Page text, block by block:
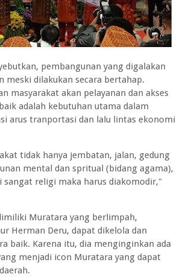
pembangunan yang digalakan
meski dilakukan secara bertahap.
masyarakat akan pelayanan dan akses
adalah kebutuhan utama dalam
arus tranportasi dan lalu lintas ekonomi
tidak hanya jembatan, jalan, gedung
mental dan spritual (bidang agama),
sangat religi maka harus diakomodir,"
Muratara yang berlimpah,
Herman Deru, dapat dikelola dan
baik. Karena itu, dia menginginkan ada
menjadi icon Muratara yang dapat